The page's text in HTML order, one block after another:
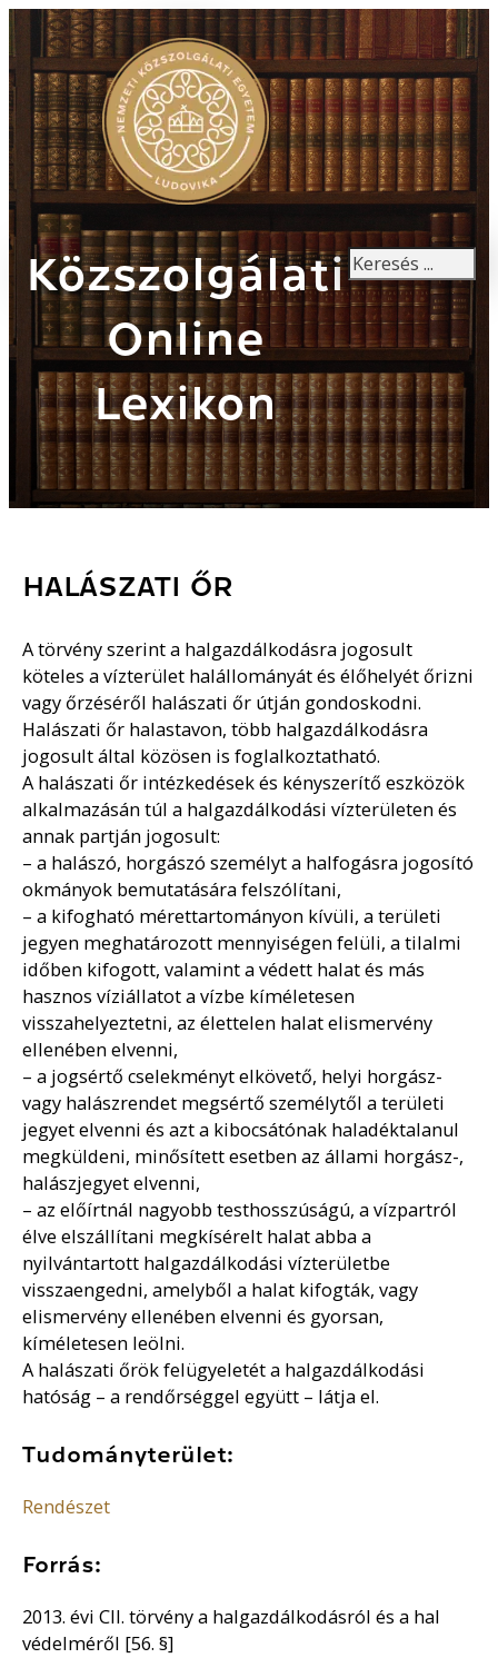
Közszolgálati
Online
Lexikon
Keresés
HALÁSZATI ŐR
A törvény szerint a halgazdálkodásra jogosult
köteles a vízterület halállományát és élőhelyét őrizni
vagy őrzéséről halászati őr útján gondoskodni.
Halászati őr halastavon, több halgazdálkodásra
jogosult által közösen is foglalkoztatható.
A halászati őr intézkedések és kényszerítő eszközök
alkalmazásán túl a halgazdálkodási vízterületen és
annak partján jogosult:
– a halászó, horgászó személyt a halfogásra jogosító
okmányok bemutatására felszólítani,
– a kifogható mérettartományon kívüli, a területi
jegyen meghatározott mennyiségen felüli, a tilalmi
időben kifogott, valamint a védett halat és más
hasznos víziállatot a vízbe kíméletesen
visszahelyeztetni, az élettelen halat elismervény
ellenében elvenni,
– a jogsértő cselekményt elkövető, helyi horgász-
vagy halászrendet megsértő személytől a területi
jegyet elvenni és azt a kibocsátónak haladéktalanul
megküldeni, minősített esetben az állami horgász-,
halászjegyet elvenni,
– az előírtnál nagyobb testhosszúságú, a vízpartról
élve elszállítani megkísérelt halat abba a
nyilvántartott halgazdálkodási vízterületbe
visszaengedni, amelyből a halat kifogták, vagy
elismervény ellenében elvenni és gyorsan,
kíméletesen leölni.
A halászati őrök felügyeletét a halgazdálkodási
hatóság – a rendőrséggel együtt – látja el.
Tudományterület:
Rendészet
Forrás:
2013. évi CII. törvény a halgazdálkodásról és a hal
védelméről [56. §]